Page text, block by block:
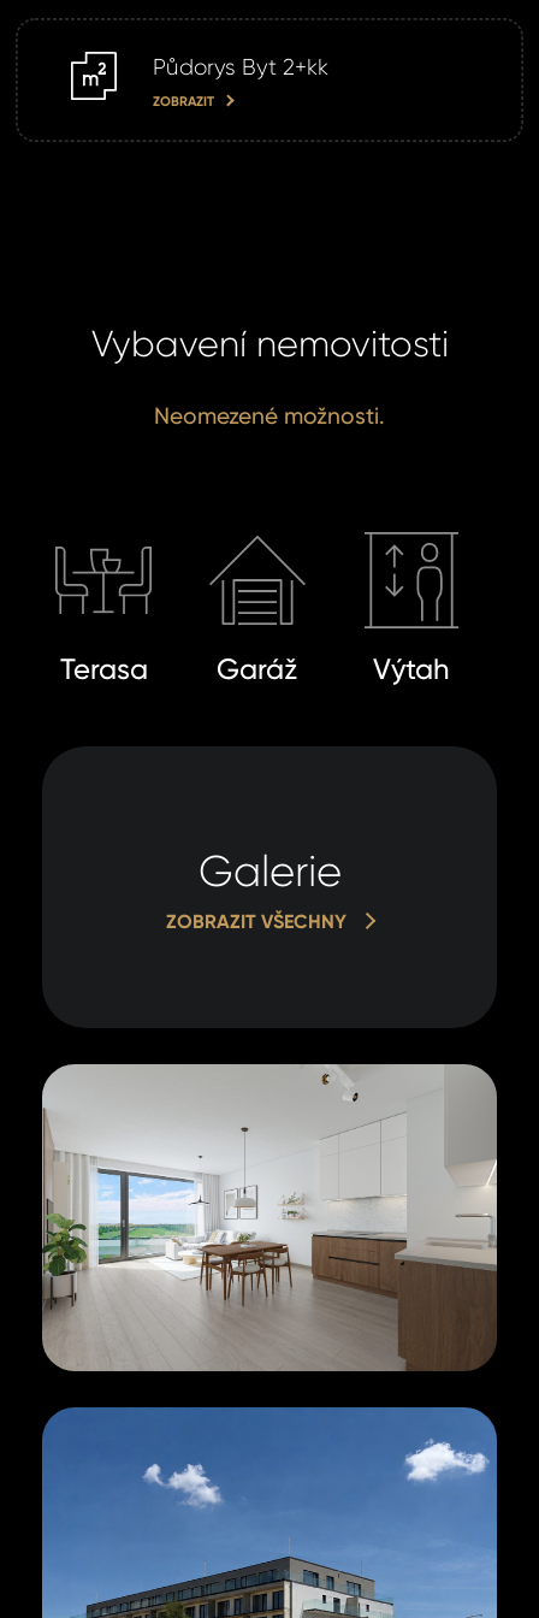
Půdorys Byt 2+kk
ZOBRAZIT
Vybavení nemovitosti
Neomezené možnosti.
Terasa Garáž Výtah
Galerie
ZOBRAZIT VŠECHNY